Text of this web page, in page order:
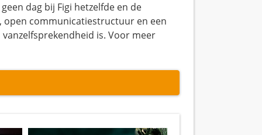
dag bij Figi hetzelfde en de
open communicatiestructuur en een
is. Voor meer